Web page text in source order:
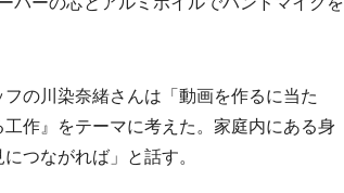
の川染奈緒さんは「動画を作るに当た
作』をテーマに考えた。家庭内にある身
つながれば」と話す。